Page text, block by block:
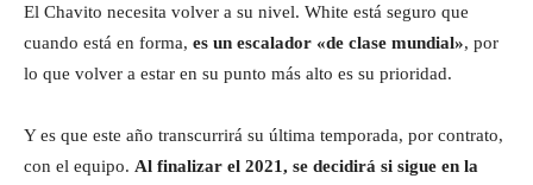
El Chavito necesita volver a su nivel. White está seguro que
cuando está en forma, es un escalador «de clase mundial», por
lo que volver a estar en su punto más alto es su prioridad.
Y es que este año transcurrirá su última temporada, por contrato,
con el equipo. Al finalizar el 2021, se decidirá si sigue en la